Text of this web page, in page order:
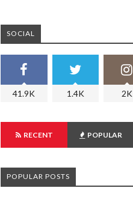
SOCIAL
41.9K 1.4K 2K
RECENT POPULAR
POPULAR POSTS